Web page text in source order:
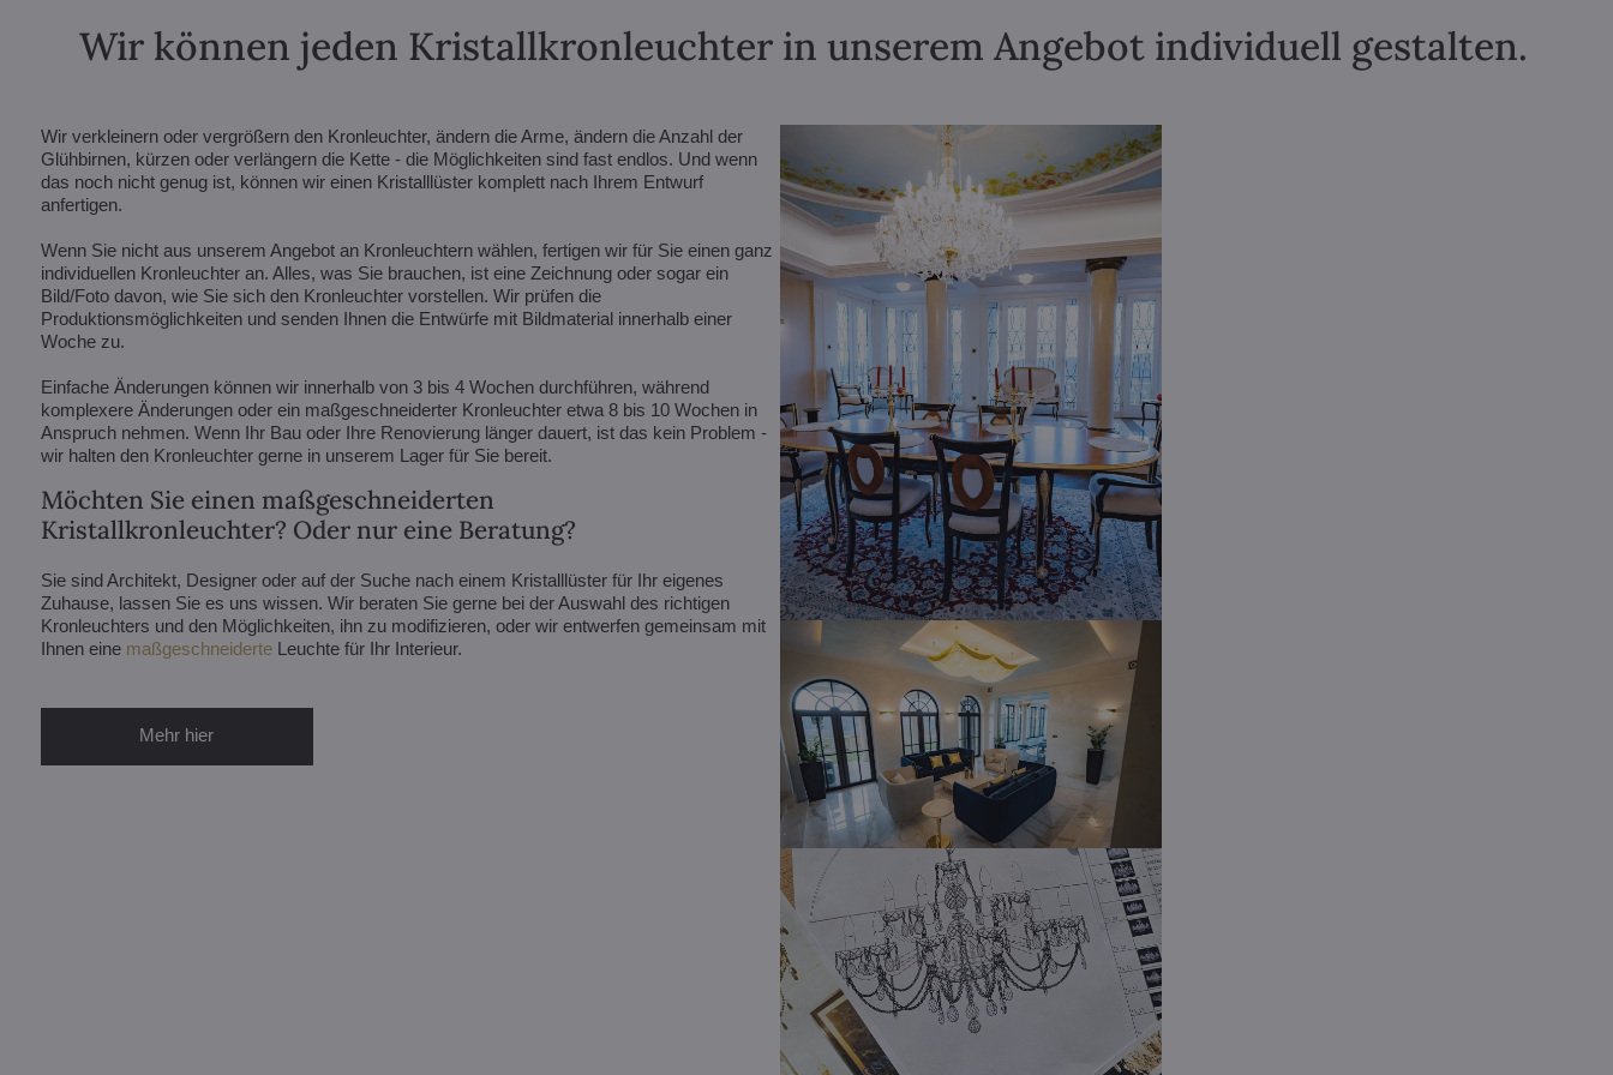
Wir können jeden Kristallkronleuchter in unserem Angebot individuell gestalten.
Wir verkleinern oder vergrößern den Kronleuchter, ändern die Arme, ändern die Anzahl der
Glühbirnen, kürzen oder verlängern die Kette - die Möglichkeiten sind fast endlos. Und wenn
das noch nicht genug ist, können wir einen Kristalllüster komplett nach Ihrem Entwurf
anfertigen.
Wenn Sie nicht aus unserem Angebot an Kronleuchtern wählen, fertigen wir für Sie einen ganz
individuellen Kronleuchter an. Alles, was Sie brauchen, ist eine Zeichnung oder sogar ein
Bild/Foto davon, wie Sie sich den Kronleuchter vorstellen. Wir prüfen die
Produktionsmöglichkeiten und senden Ihnen die Entwürfe mit Bildmaterial innerhalb einer
Woche zu.
Einfache Änderungen können wir innerhalb von 3 bis 4 Wochen durchführen, während
komplexere Änderungen oder ein maßgeschneiderter Kronleuchter etwa 8 bis 10 Wochen in
Anspruch nehmen. Wenn Ihr Bau oder Ihre Renovierung länger dauert, ist das kein Problem -
wir halten den Kronleuchter gerne in unserem Lager für Sie bereit.
Möchten Sie einen maßgeschneiderten
Kristallkronleuchter? Oder nur eine Beratung?
Sie sind Architekt, Designer oder auf der Suche nach einem Kristalllüster für Ihr eigenes
Zuhause, lassen Sie es uns wissen. Wir beraten Sie gerne bei der Auswahl des richtigen
Kronleuchters und den Möglichkeiten, ihn zu modifizieren, oder wir entwerfen gemeinsam mit
Ihnen eine maßgeschneiderteLeuchte für Ihr Interieur.
Mehr hier